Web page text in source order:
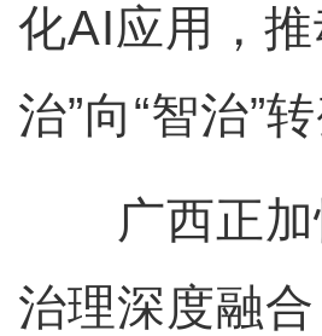
化AI应用，
治”向“智治”转
广西正加
治理深度融